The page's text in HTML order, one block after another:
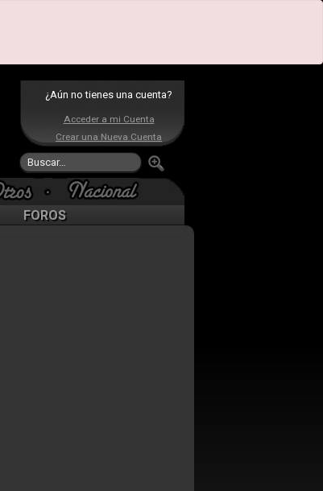
¿Aún no tienes una cuenta?
Acceder a mi Cuenta
Crear una Nueva Cuenta
FOROS